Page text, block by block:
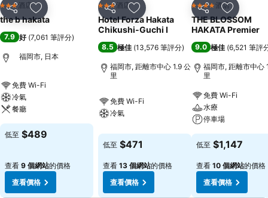
分享 放到收藏夾
3 星級酒店
the b hakata
7.9 好 (7,061 筆評分)
福岡市, 日本
免費 Wi-Fi
冷氣
餐廳
低至 $489
查看 9 個網站的價格
查看價格
分享 放到收藏夾
3 星級酒店
Hotel Forza Hakata
Chikushi-Guchi Ⅰ
8.5 極佳 (13,576 筆評分)
福岡市, 距離市中心 1.9 公
里
免費 Wi-Fi
冷氣
低至 $471
查看 13 個網站的價格
查看價格
分享 放到收藏
4 星級 酒店
THE BLOSSOM
HAKATA Premier
9.0 極佳 (6,521 筆評
福岡市, 距離市中心
里
免費 Wi-Fi
水療
停車場
低至 $1,147
查看 10 個網站的價格
查看價格